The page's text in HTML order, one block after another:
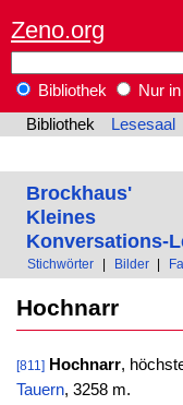
Zeno.org
Bibliothek
Nur
Bibliothek
Lesesaal
Brockhaus'
Kleines
Konversations-
Stichwörter Bilder
Hochnarr
[811] Hochnarr,
Tauern, 3258 m.